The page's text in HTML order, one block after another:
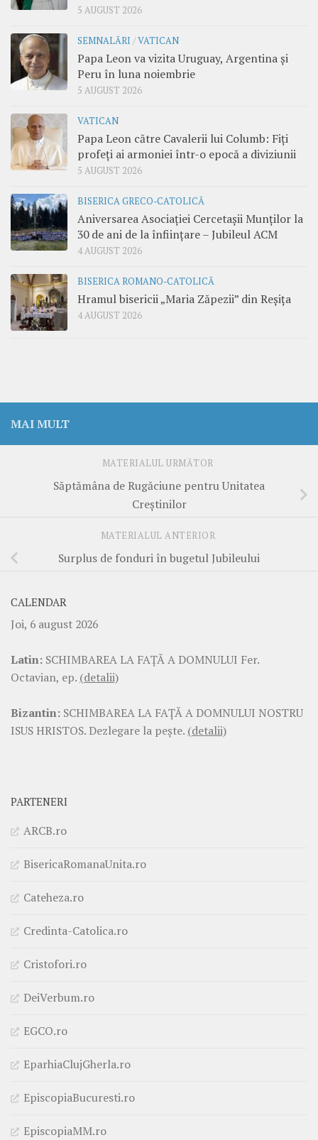
5 AUGUST 2026
SEMNALĂRI /VATICAN
Papa Leon va vizita Uruguay, Argentina și
Peru în luna noiembrie
5 AUGUST 2026
VATICAN
Papa Leon către Cavalerii lui Columb: Fiți
profeți ai armoniei într-o epocă a diviziunii
5 AUGUST 2026
BISERICA GRECO-CATOLICĂ
Aniversarea Asociației Cercetașii Munților la
30 de ani de la înființare – Jubileul ACM
4 AUGUST 2026
BISERICA ROMANO-CATOLICĂ
Hramul bisericii „Maria Zăpezii” din Reșița
4 AUGUST 2026
MAI MULT
MATERIALUL URMĂTOR
Săptămâna de Rugăciune pentru Unitatea
Creştinilor
MATERIALUL ANTERIOR
Surplus de fonduri în bugetul Jubileului
CALENDAR
Joi, 6 august 2026
Latin: SCHIMBAREA LA FAŢĂ A DOMNULUI Fer.
Octavian, ep. (detalii)
Bizantin: SCHIMBAREA LA FAŢĂ A DOMNULUI NOSTRU
ISUS HRISTOS. Dezlegare la pește. (detalii)
PARTENERI
ARCB.ro
BisericaRomanaUnita.ro
Cateheza.ro
Credinta-Catolica.ro
Cristofori.ro
DeiVerbum.ro
EGCO.ro
EparhiaClujGherla.ro
EpiscopiaBucuresti.ro
EpiscopiaMM.ro